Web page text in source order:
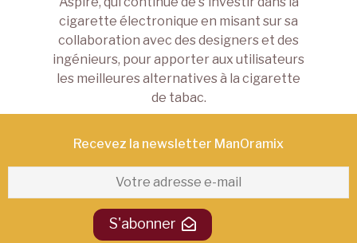
cigarette électronique en misant sur sa
collaboration avec des designers et des
ingénieurs, pour apporter aux utilisateurs
les meilleures alternatives à la cigarette
de tabac.
Recevez la newsletter ManOramix​
S'abonner